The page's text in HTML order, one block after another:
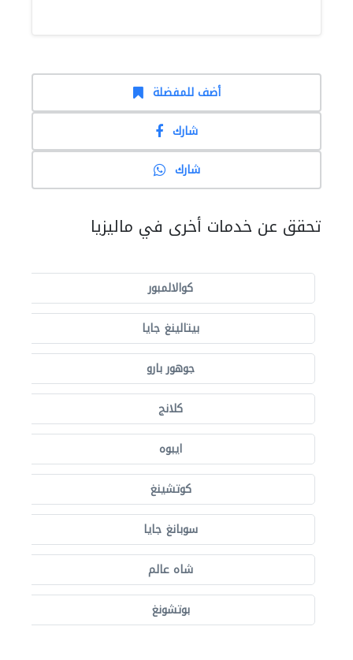
أضف للمفضلة
شارك
شارك
تحقق عن خدمات أخرى في ماليزيا
كوالالمبور
بيتالينغ جايا
جوهور بارو
كلانج
ايبوه
كوتشينغ
سوبانغ جايا
شاه عالم
بوتشونغ